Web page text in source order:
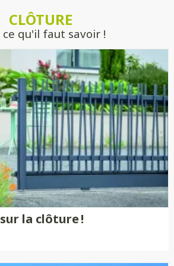
CLÔTURE
ce qu'il faut savoir !
la clôture !